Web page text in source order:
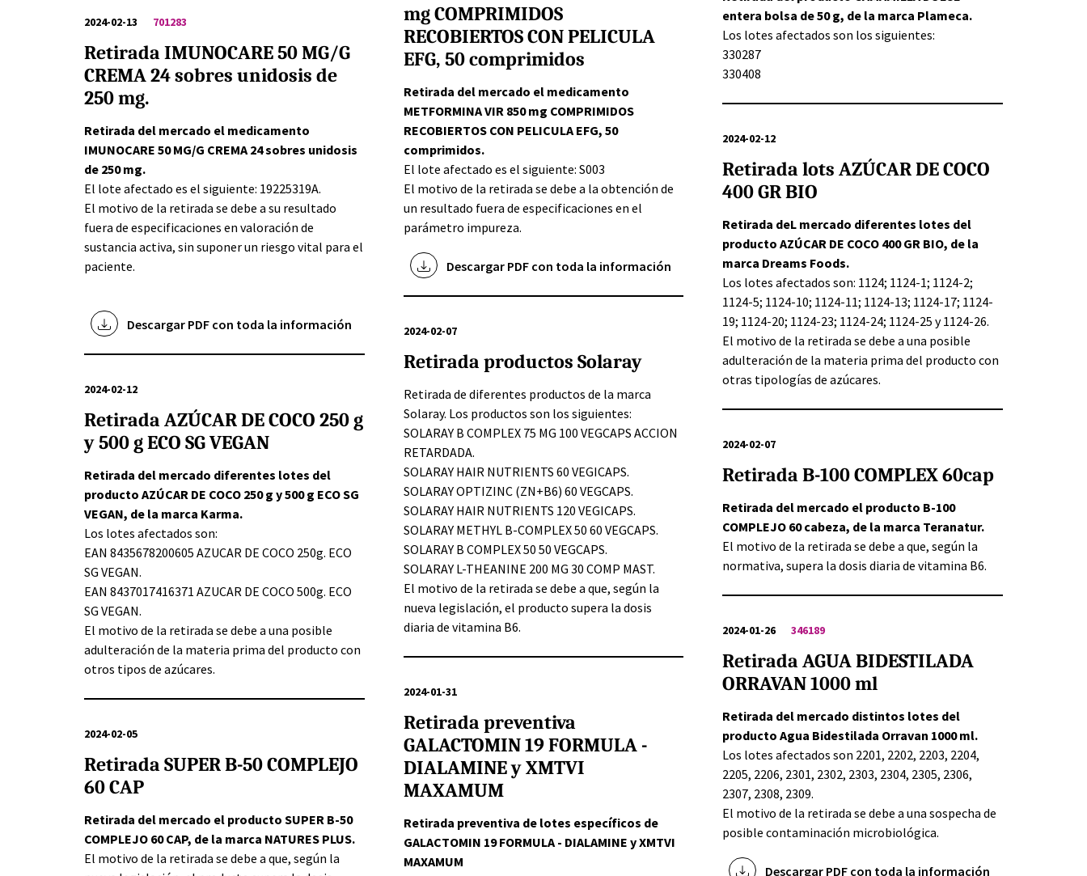
entera bolsa de 50 g, de la marca Plameca.
Los lotes afectados son los siguientes:
330287
330408
2024-02-13 701283
Retirada IMUNOCARE 50 MG/G
CREMA 24 sobres unidosis de
250 mg.
Retirada del mercado el medicamento
IMUNOCARE 50 MG/G CREMA 24 sobres unidosis
de 250 mg.
El lote afectado es el siguiente: 19225319A.
El motivo de la retirada se debe a su resultado
fuera de especificaciones en valoración de
sustancia activa, sin suponer un riesgo vital para el
paciente.
Descargar PDF con toda la información
mg COMPRIMIDOS
RECOBIERTOS CON PELICULA
EFG, 50 comprimidos
Retirada del mercado el medicamento
METFORMINA VIR 850 mg COMPRIMIDOS
RECOBIERTOS CON PELICULA EFG, 50
comprimidos.
El lote afectado es el siguiente: S003
El motivo de la retirada se debe a la obtención de
un resultado fuera de especificaciones en el
parámetro impureza.
Descargar PDF con toda la información
2024-02-12
Retirada lots AZÚCAR DE COCO
400 GR BIO
Retirada deL mercado diferentes lotes del
producto AZÚCAR DE COCO 400 GR BIO, de la
marca Dreams Foods.
Los lotes afectados son: 1124; 1124-1; 1124-2;
1124-5; 1124-10; 1124-11; 1124-13; 1124-17; 1124-
19; 1124-20; 1124-23; 1124-24; 1124-25 y 1124-26.
El motivo de la retirada se debe a una posible
adulteración de la materia prima del producto con
otras tipologías de azúcares.
2024-02-12
Retirada AZÚCAR DE COCO 250 g
y 500 g ECO SG VEGAN
Retirada del mercado diferentes lotes del
producto AZÚCAR DE COCO 250 g y 500 g ECO SG
VEGAN, de la marca Karma.
Los lotes afectados son:
EAN 8435678200605 AZUCAR DE COCO 250g. ECO
SG VEGAN.
EAN 8437017416371 AZUCAR DE COCO 500g. ECO
SG VEGAN.
El motivo de la retirada se debe a una posible
adulteración de la materia prima del producto con
otros tipos de azúcares.
2024-02-07
Retirada productos Solaray
Retirada de diferentes productos de la marca
Solaray. Los productos son los siguientes:
SOLARAY B COMPLEX 75 MG 100 VEGCAPS ACCION
RETARDADA.
SOLARAY HAIR NUTRIENTS 60 VEGICAPS.
SOLARAY OPTIZINC (ZN+B6) 60 VEGCAPS.
SOLARAY HAIR NUTRIENTS 120 VEGICAPS.
SOLARAY METHYL B-COMPLEX 50 60 VEGCAPS.
SOLARAY B COMPLEX 50 50 VEGCAPS.
SOLARAY L-THEANINE 200 MG 30 COMP MAST.
El motivo de la retirada se debe a que, según la
nueva legislación, el producto supera la dosis
diaria de vitamina B6.
2024-02-07
Retirada B-100 COMPLEX 60cap
Retirada del mercado el producto B-100
COMPLEJO 60 cabeza, de la marca Teranatur.
El motivo de la retirada se debe a que, según la
normativa, supera la dosis diaria de vitamina B6.
2024-02-05
Retirada SUPER B-50 COMPLEJO
60 CAP
Retirada del mercado el producto SUPER B-50
COMPLEJO 60 CAP, de la marca NATURES PLUS.
El motivo de la retirada se debe a que, según la
2024-01-31
Retirada preventiva
GALACTOMIN 19 FORMULA -
DIALAMINE y XMTVI
MAXAMUM
Retirada preventiva de lotes específicos de
GALACTOMIN 19 FORMULA - DIALAMINE y XMTVI
MAXAMUM
2024-01-26 346189
Retirada AGUA BIDESTILADA
ORRAVAN 1000 ml
Retirada del mercado distintos lotes del
producto Agua Bidestilada Orravan 1000 ml.
Los lotes afectados son 2201, 2202, 2203, 2204,
2205, 2206, 2301, 2302, 2303, 2304, 2305, 2306,
2307, 2308, 2309.
El motivo de la retirada se debe a una sospecha de
posible contaminación microbiológica.
Descargar PDF con toda la información